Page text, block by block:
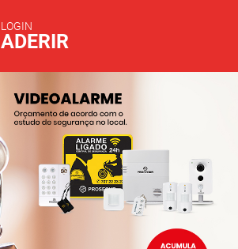
LOGIN
ADERIR